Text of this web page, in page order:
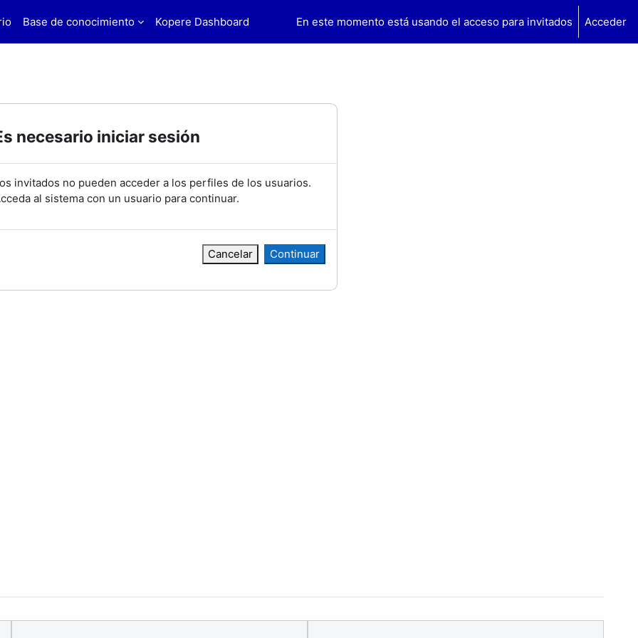
Base de conocimiento Kopere Dashboard En este momento está usando el acceso para invitados Acceder
necesario iniciar sesión
invitados no pueden acceder a los perfiles de los usuarios.
al sistema con un usuario para continuar.
Cancelar Continuar